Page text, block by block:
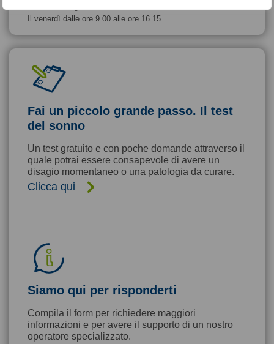
Il venerdì dalle ore 9.00 alle ore 16.15
Fai un piccolo grande passo. Il test
del sonno
Un test gratuito e con poche domande attraverso il
quale potrai essere consapevole di avere un
disagio momentaneo o una patologia da curare.
Clicca qui
Siamo qui per risponderti
Compila il form per richiedere maggiori
informazioni e per avere il supporto di un nostro
operatore specializzato.